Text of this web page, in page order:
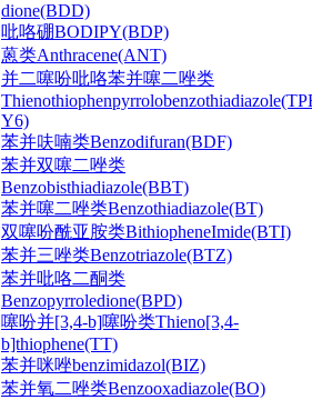
dione(BDD)
吡咯硼BODIPY(BDP)
蒽类Anthracene(ANT)
并二噻吩吡咯苯并噻二唑类
Y6)
苯并呋喃类Benzodifuran(BDF)
苯并双噻二唑类
Benzobisthiadiazole(BBT)
苯并噻二唑类Benzothiadiazole(BT)
双噻吩酰亚胺类BithiopheneImide(BTI)
苯并三唑类Benzotriazole(BTZ)
苯并吡咯二酮类
Benzopyrroledione(BPD)
噻吩并[3,4-b]噻吩类Thieno[3,4-
b]thiophene(TT)
苯并咪唑benzimidazol(BIZ)
苯并氧二唑类Benzooxadiazole(BO)